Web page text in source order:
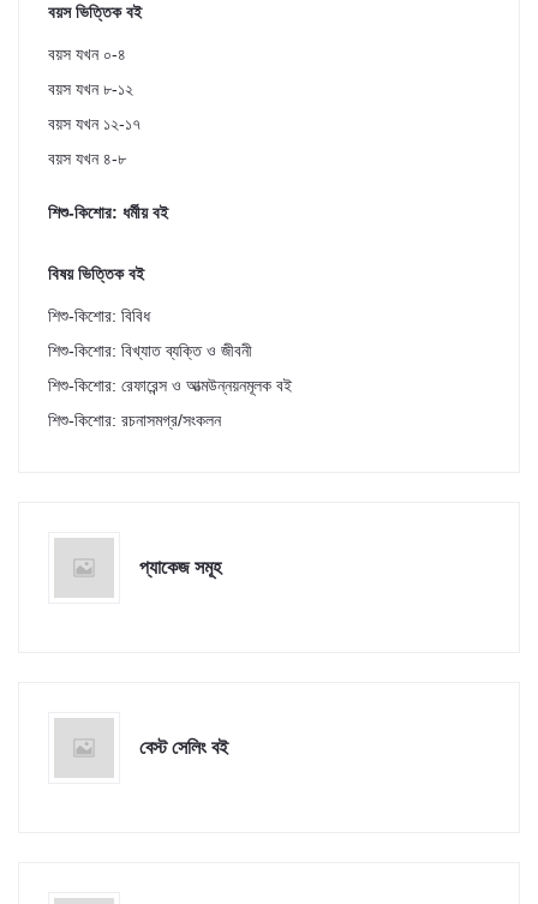
বয়স ভিত্তিক বই
বয়স যখন ০-৪
বয়স যখন ৮-১২
বয়স যখন ১২-১৭
বয়স যখন ৪-৮
শিশু-কিশোর: ধর্মীয় বই
বিষয় ভিত্তিক বই
শিশু-কিশোর: বিবিধ
শিশু-কিশোর: বিখ্যাত ব্যক্তি ও জীবনী
শিশু-কিশোর: রেফারেন্স ও আত্মউন্নয়নমূলক বই
শিশু-কিশোর: রচনাসমগ্র/সংকলন
প্যাকেজ সমূহ
বেস্ট সেলিং বই